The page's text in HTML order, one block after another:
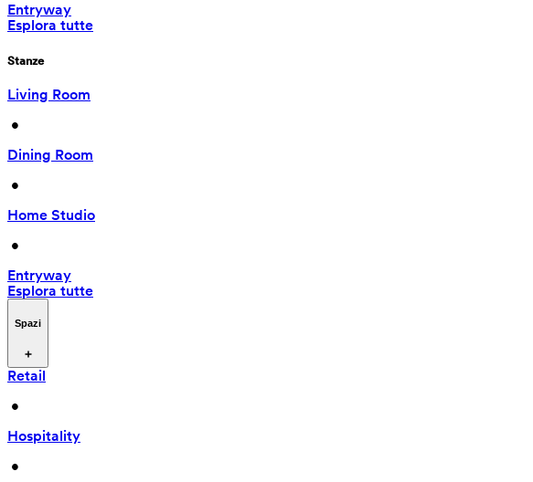
Entryway
Esplora tutte
Stanze
Living Room
•
Dining Room
•
Home Studio
•
Entryway
Esplora tutte
Spazi
Retail
•
Hospitality
•